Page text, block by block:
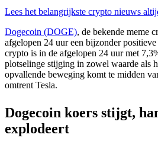
Lees het belangrijkste crypto nieuws
Dogecoin (DOGE), de bekende meme
afgelopen 24 uur een bijzonder
crypto is in de afgelopen 24 uur met
plotselinge stijging in zowel waarde als
opvallende beweging komt te midden
omtrent Tesla.
Dogecoin koers stijgt,
explodeert